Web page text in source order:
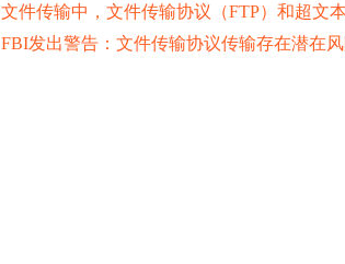
文件传输中，文件传输协议（FTP）和超文
FBI发出警告：文件传输协议传输存在潜在